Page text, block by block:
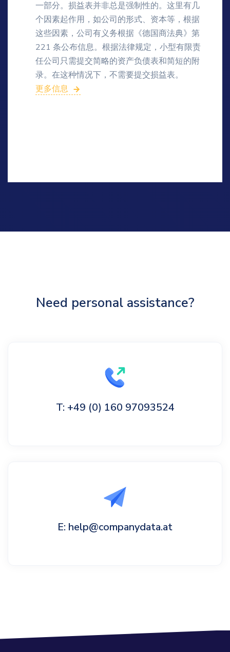
一部分。损益表并非总是强制性的。这里有几
个因素起作用，如公司的形式、资本等，根据
这些因素，公司有义务根据《德国商法典》第
221 条公布信息。根据法律规定，小型有限责
任公司只需提交简略的资产负债表和简短的附
录。在这种情况下，不需要提交损益表。
更多信息
Need personal assistance?
T: +49 (0) 160 97093524
E: help@companydata.at